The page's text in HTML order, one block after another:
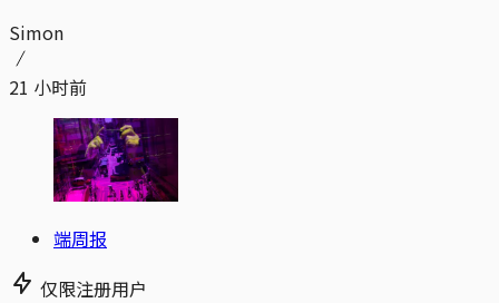
Simon
21 小时前
端周报
仅限注册用户